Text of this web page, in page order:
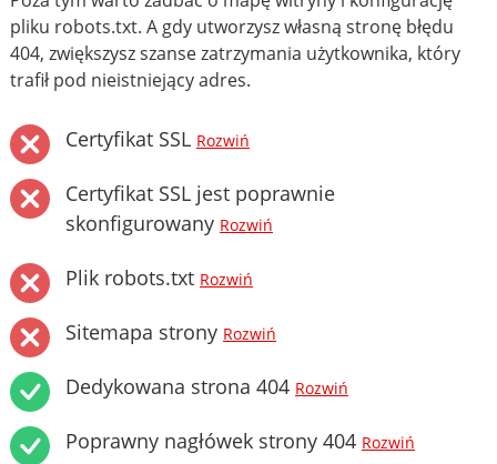
pliku robots.txt. A gdy utworzysz własną stronę błędu
404, zwiększysz szanse zatrzymania użytkownika, który
trafił pod nieistniejący adres.
Certyfikat SSL Rozwiń
Certyfikat SSL jest poprawnie
skonfigurowany Rozwiń
Plik robots.txt Rozwiń
Sitemapa strony Rozwiń
Dedykowana strona 404 Rozwiń
Poprawny nagłówek strony 404 Rozwiń